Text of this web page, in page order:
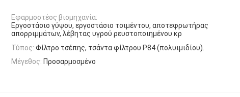
Εφαρμοστέος βιομηχανία:
Εργοστάσιο γύψου, εργοστάσιο τσιμέντου, αποτεφρωτήρας
απορριμμάτων, λέβητας υγρού ρευστοποιημένου κρ
Τύπος: Φίλτρο τσέπης, τσάντα φίλτρου P84 (πολυιμιδίου).
Μέγεθος: Προσαρμοσμένο